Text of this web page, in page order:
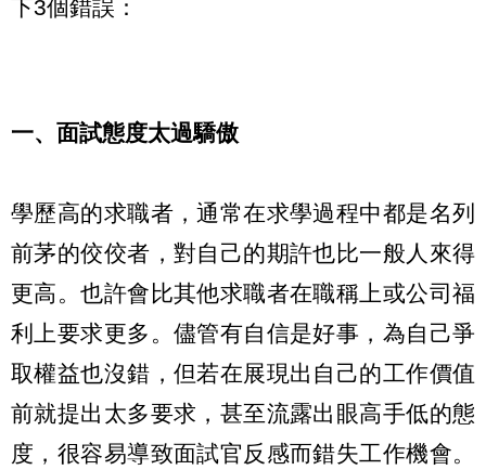
下3個錯誤：
一、面試態度太過驕傲
學歷高的求職者，通常在求學過程中都是名列
前茅的佼佼者，對自己的期許也比一般人來得
更高。也許會比其他求職者在職稱上或公司福
利上要求更多。儘管有自信是好事，為自己爭
取權益也沒錯，但若在展現出自己的工作價值
前就提出太多要求，甚至流露出眼高手低的態
度，很容易導致面試官反感而錯失工作機會。